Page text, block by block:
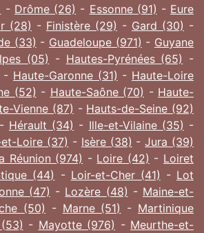
- Drôme (26) - Essonne (91) - Eure
(28) - Finistère (29) - Gard (30) -
(33) - Guadeloupe (971) - Guyane
(05) - Hautes-Pyrénées (65) -
- Haute-Garonne (31) - Haute-Loire
(52) - Haute-Saône (70) - Haute-
Vienne (87) - Hauts-de-Seine (92)
- Hérault (34) - Ille-et-Vilaine (35) -
Loire (37) - Isère (38) -Jura (39)
Réunion (974) - Loire (42) - Loiret
(44) - Loir-et-Cher (41) - Lot
(47) - Lozère (48) - Maine-et-
(50) - Marne (51) - Martinique
- Mayotte (976) - Meurthe-et-